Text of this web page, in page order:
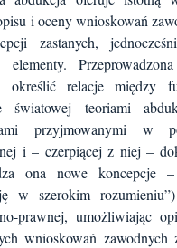
i oceny wnioskowań
zastanych,
elementy.
określić relacje między
światowej teoriami
przyjmowanymi w
i – czerpiącej z niej –
ona nowe koncepcje
w szerokim
prawnej, umożliwiając
wnioskowań zawodnych